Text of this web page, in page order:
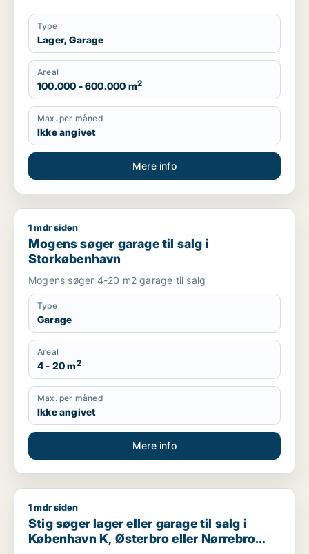
Type
Lager, Garage
Areal
100.000 - 600.000 m2
Max. per måned
Ikke angivet
Mere info
Mogens søger garage til salg i Storkøbenhavn
1 mdr siden
Mogens søger garage til salg i
Storkøbenhavn
Mogens søger 4-20 m2 garage til salg
Type
Garage
Areal
4 - 20 m2
Max. per måned
Ikke angivet
Mere info
Stig søger lager eller garage til salg i København K,
1 mdr siden
Stig søger lager eller garage til salg i
København K, Østerbro eller Nørrebro